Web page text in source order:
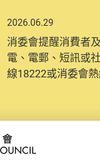
2026.06.29
消委會提醒消費者
電、電郵、短訊或
線18222或消委會